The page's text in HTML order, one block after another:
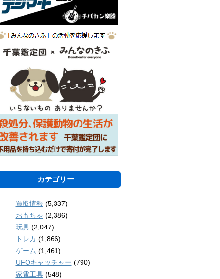
カテゴリー
買取情報 (5,337)
おもちゃ (2,386)
玩具(2,047)
トレカ (1,866)
ゲーム (1,461)
UFOキャッチャー (790)
家電工具(548)